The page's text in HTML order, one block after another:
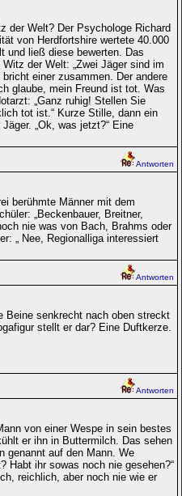
der Welt? Der Psychologe Richard
von Herdfortshire wertete 40.000
und ließ diese bewerten. Das
der Welt: „Zwei Jäger sind im
einer zusammen. Der andere
glaube, mein Freund ist tot. Was
„Ganz ruhig! Stellen Sie
tot ist.“ Kurze Stille, dann ein
„Ok, was jetzt?“ Eine
Antworten
berühmte Männer mit dem
„Beckenbauer, Breitner,
nie was von Bach, Brahms oder
„ Nee, Regionalliga interessiert
Antworten
Beine senkrecht nach oben streckt
stellt er dar? Eine Duftkerze.
Antworten
von einer Wespe in sein bestes
er ihn in Buttermilch. Das sehen
genannt auf den Mann. We
Habt ihr sowas noch nie gesehen?“
reichlich, aber noch nie wie er